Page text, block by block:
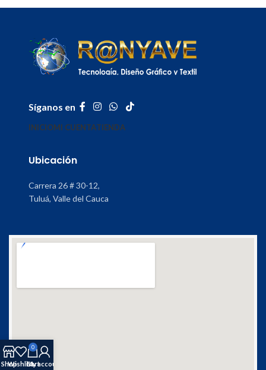
Síganos en
INICIOMI CUENTATIENDA
Ubicación
Carrera 26 # 30-12,
Tuluá, Valle del Cauca
ShopWishlist
0
Cart
My account